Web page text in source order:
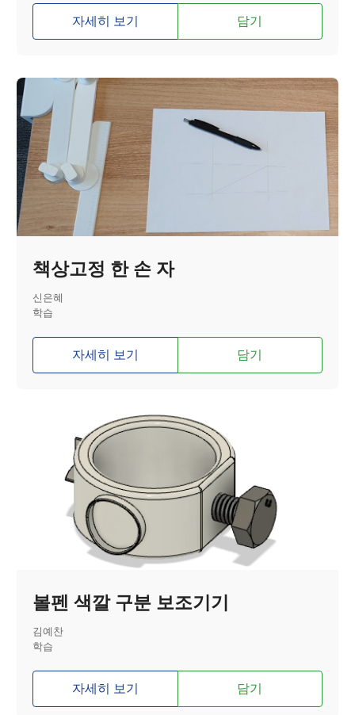
자세히 보기 담기
책상고정 한 손 자
신은혜
학습
자세히 보기 담기
볼펜 색깔 구분 보조기기
김예찬
학습
자세히 보기 담기